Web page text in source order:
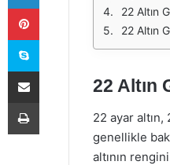
22 Altın
22 Altın
22 Altın
22 ayar altın,
genellikle
altının
Pinterest
Skype
E-Posta ile paylaş